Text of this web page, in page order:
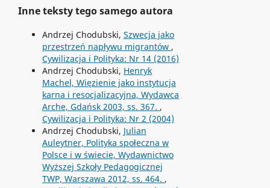
Inne teksty tego samego autora
Andrzej Chodubski, Szwecja jako
przestrzeń napływu migrantów ,
Cywilizacja i Polityka: Nr 14 (2016)
Andrzej Chodubski, Henryk
Machel, Więzienie jako instytucja
karna i resocjalizacyjna, Wydawca
Arche, Gdańsk 2003, ss. 367. ,
Cywilizacja i Polityka: Nr 2 (2004)
Andrzej Chodubski, Julian
Auleytner, Polityka społeczna w
Polsce i w świecie, Wydawnictwo
Wyższej Szkoły Pedagogicznej
TWP, Warszawa 2012, ss. 464. ,